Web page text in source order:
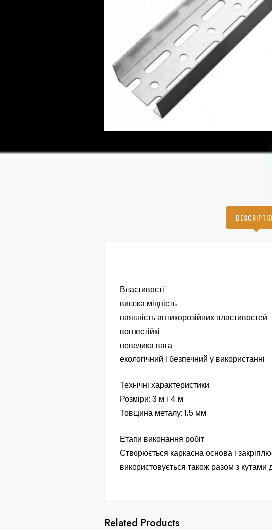
Властивості
висока міцність
наявність антикорозійних властивостей
вогнестійкі
невелика вага
екологічний і безпечний у використанні
Технічні характеристики
Розміри: 3 м і 4 м
Товщина металу: 1,5 мм
Етапи виконання робіт
Створюється каркасна основа і
використовується також разом з
Related Products